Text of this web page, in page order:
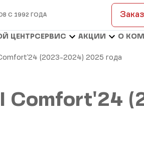
С 1992 ГОДА
ЦЕНТРСЕРВИС АКЦИИ О
(2023-2024) 2025 года
I Comfort'24